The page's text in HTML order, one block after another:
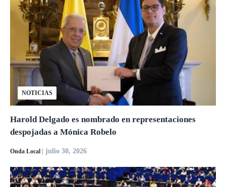
NOTICIAS
Harold Delgado es nombrado en representaciones
despojadas a Mónica Robelo
Onda Local | julio 30, 2026